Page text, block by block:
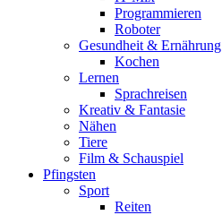
Programmieren
Roboter
Gesundheit & Ernährung
Kochen
Lernen
Sprachreisen
Kreativ & Fantasie
Nähen
Tiere
Film & Schauspiel
Pfingsten
Sport
Reiten